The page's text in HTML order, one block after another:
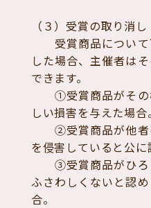
（３）受賞の取り消し
受賞商品について
した場合、主催者は
できます。
①受賞商品がその
しい損害を与えた場合。
②受賞商品が他者
を侵害していると公に
③受賞商品がひろ
ふさわしくないと認
合。